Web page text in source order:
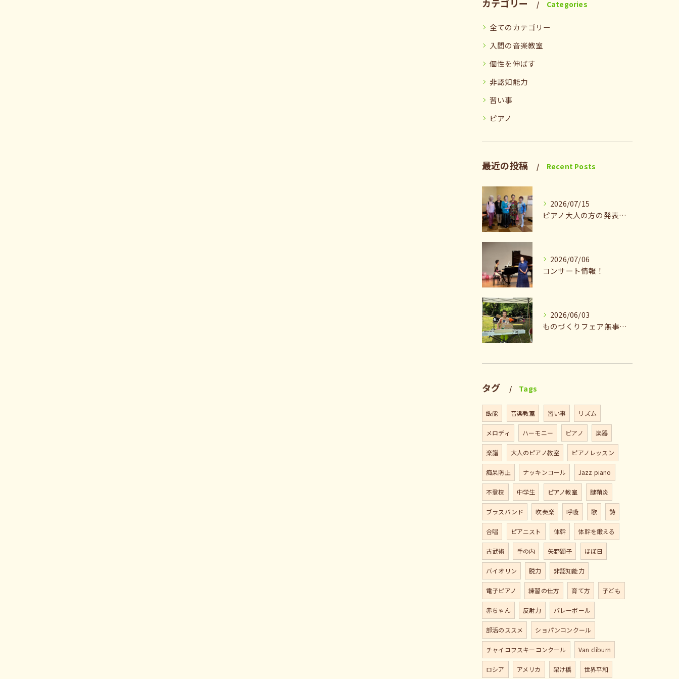
カテゴリー Categories
全てのカテゴリー
入間の音楽教室
個性を伸ばす
非認知能力
習い事
ピアノ
最近の投稿 Recent Posts
2026/07/15
ピアノ大人の方の発表会兼ねたお茶会🎵
2026/07/06
コンサート情報！
2026/06/03
ものづくりフェア無事終了♪ありがとうございました。
タグ Tags
飯能 音楽教室 習い事 リズム
メロディ ハーモニー ピアノ 楽器
楽譜 大人のピアノ教室 ピアノレッスン
痴呆防止 ナッキンコール Jazz piano
不登校 中学生 ピアノ教室 腱鞘炎
ブラスバンド 吹奏楽 呼吸 歌 詩
合唱 ピアニスト 体幹 体幹を鍛える
古武術 手の内 矢野顕子 ほぼ日
バイオリン 脱力 非認知能力
電子ピアノ 練習の仕方 育て方 子ども
赤ちゃん 反射力 バレーボール
部活のススメ ショパンコンクール
チャイコフスキーコンクール Van cliburn
ロシア アメリカ 架け橋 世界平和